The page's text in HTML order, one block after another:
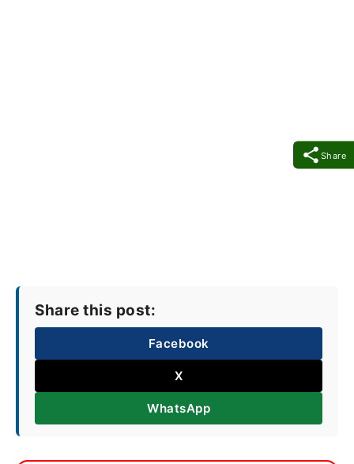
Share
Share this post:
Facebook
X
WhatsApp